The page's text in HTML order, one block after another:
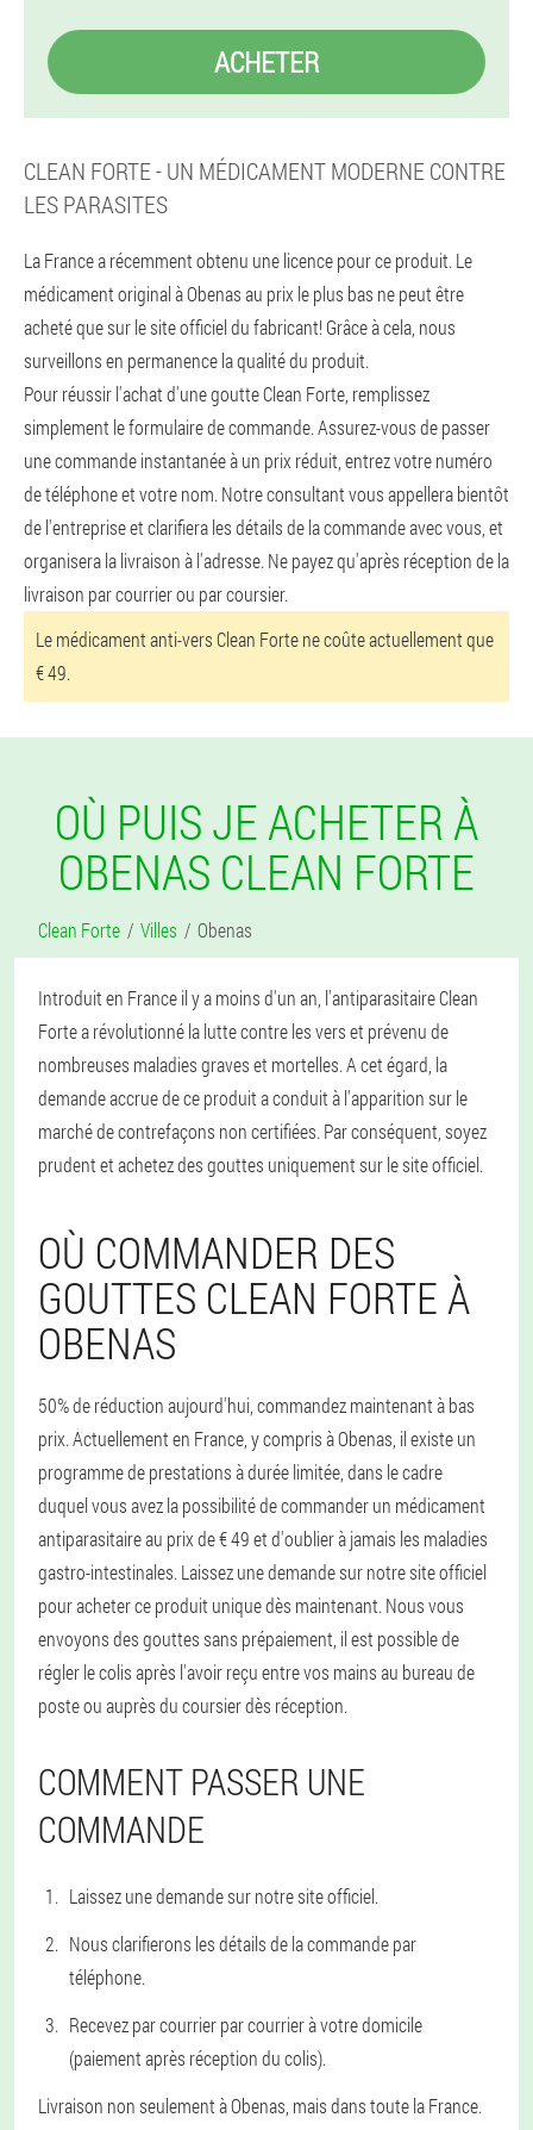
ACHETER
CLEAN FORTE - UN MÉDICAMENT MODERNE CONTRE
LES PARASITES
La France a récemment obtenu une licence pour ce produit. Le
médicament original à Obenas au prix le plus bas ne peut être
acheté que sur le site officiel du fabricant! Grâce à cela, nous
surveillons en permanence la qualité du produit.
Pour réussir l'achat d'une goutte Clean Forte, remplissez
simplement le formulaire de commande. Assurez-vous de passer
une commande instantanée à un prix réduit, entrez votre numéro
de téléphone et votre nom. Notre consultant vous appellera bientôt
de l'entreprise et clarifiera les détails de la commande avec vous, et
organisera la livraison à l'adresse. Ne payez qu'après réception de la
livraison par courrier ou par coursier.
Le médicament anti-vers Clean Forte ne coûte actuellement que
€ 49.
OÙ PUIS JE ACHETER À
OBENAS CLEAN FORTE
Clean Forte Villes Obenas
Introduit en France il y a moins d'un an, l'antiparasitaire Clean
Forte a révolutionné la lutte contre les vers et prévenu de
nombreuses maladies graves et mortelles. A cet égard, la
demande accrue de ce produit a conduit à l'apparition sur le
marché de contrefaçons non certifiées. Par conséquent, soyez
prudent et achetez des gouttes uniquement sur le site officiel.
OÙ COMMANDER DES
GOUTTES CLEAN FORTE À
OBENAS
50% de réduction aujourd'hui, commandez maintenant à bas
prix. Actuellement en France, y compris à Obenas, il existe un
programme de prestations à durée limitée, dans le cadre
duquel vous avez la possibilité de commander un médicament
antiparasitaire au prix de € 49 et d'oublier à jamais les maladies
gastro-intestinales. Laissez une demande sur notre site officiel
pour acheter ce produit unique dès maintenant. Nous vous
envoyons des gouttes sans prépaiement, il est possible de
régler le colis après l'avoir reçu entre vos mains au bureau de
poste ou auprès du coursier dès réception.
COMMENT PASSER UNE
COMMANDE
Laissez une demande sur notre site officiel.
Nous clarifierons les détails de la commande par
téléphone.
Recevez par courrier par courrier à votre domicile
(paiement après réception du colis).
Livraison non seulement à Obenas, mais dans toute la France.